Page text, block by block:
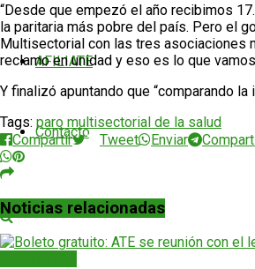
AFILIATE
Contacto
“Desde que empezó el año recibimos
la paritaria más pobre del país. Pero el
Multisectorial con las tres asociaciones
reclamo en unidad y eso es lo que
Y finalizó apuntando que “comparando
Tags: paro multisectorial de la salud
Compartir
Tweet Enviar
Noticias relacionadas